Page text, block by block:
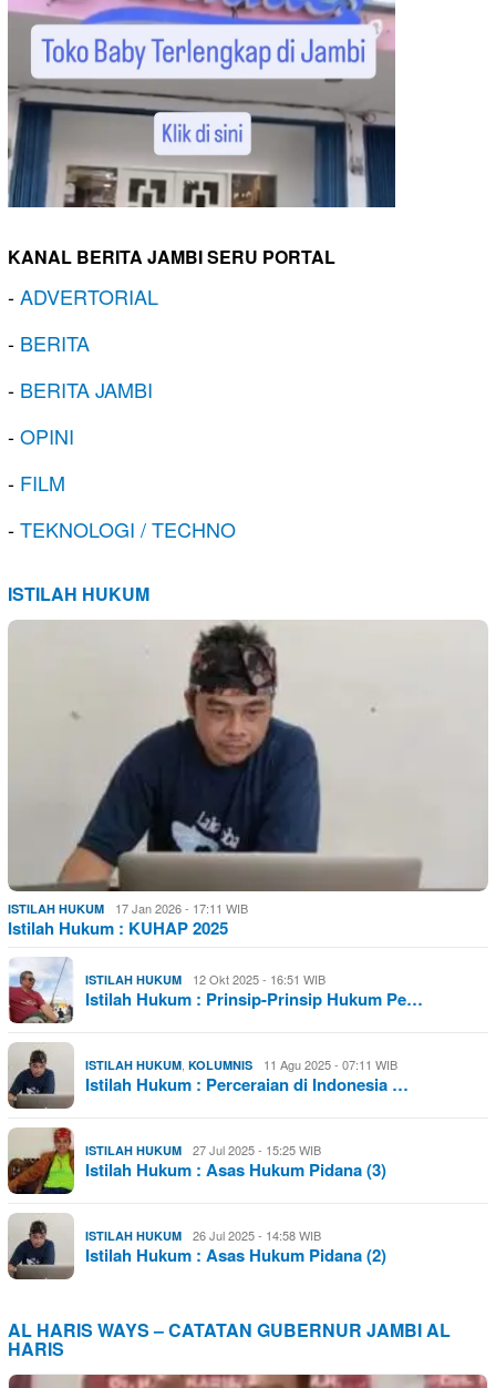
KANAL BERITA JAMBI SERU PORTAL
-ADVERTORIAL
- BERITA
- BERITA JAMBI
-OPINI
- FILM
-TEKNOLOGI / TECHNO
ISTILAH HUKUM
ISTILAH HUKUM 17 Jan 2026 - 17:11 WIB
Istilah Hukum : KUHAP 2025
ISTILAH HUKUM 12 Okt 2025 - 16:51 WIB
Istilah Hukum : Prinsip-Prinsip Hukum Pe…
ISTILAH HUKUM, KOLUMNIS 11 Agu 2025 - 07:11 WIB
Istilah Hukum : Perceraian di Indonesia …
ISTILAH HUKUM 27 Jul 2025 - 15:25 WIB
Istilah Hukum : Asas Hukum Pidana (3)
ISTILAH HUKUM 26 Jul 2025 - 14:58 WIB
Istilah Hukum : Asas Hukum Pidana (2)
AL HARIS WAYS – CATATAN GUBERNUR JAMBI AL
HARIS